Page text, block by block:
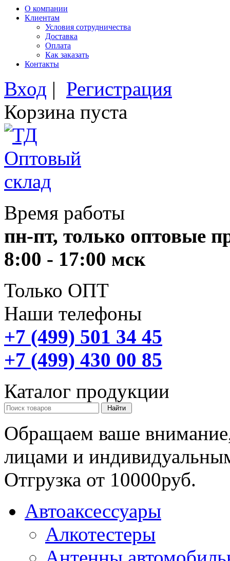
О компании
Клиентам
Условия сотрудничества
Доставка
Оплата
Как заказать
Контакты
Вход | Регистрация
Корзина пуста
Время работы
пн-пт, только оптовые
8:00 - 17:00 мск
Только ОПТ
Наши телефоны
+7 (499) 501 34 45
+7 (499) 430 00 85
Каталог продукции
Обращаем ваше
лицами и
Отгрузка от 10000руб.
Автоаксессуары
Алкотестеры